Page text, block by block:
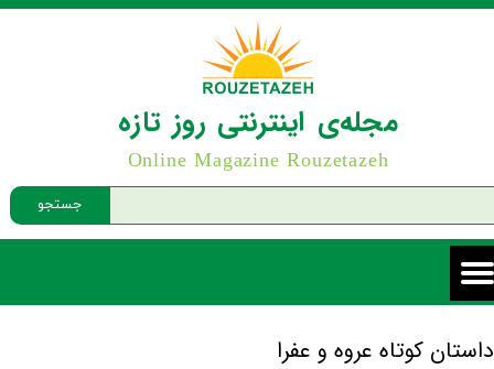
جستجو
مجله‌ی اینترنتی روز تازه
Online Magazine Rouzetazeh
داستان کوتاه عروه و عفرا